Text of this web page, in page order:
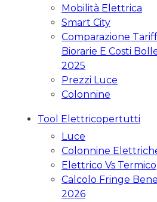
Mobilità Elettrica
Smart City
Comparazione
Biorarie E Costi
2025
Prezzi Luce
Colonnine
Tool Elettricopertutti
Luce
Colonnine
Elettrico Vs Termico
Calcolo Fringe
2026